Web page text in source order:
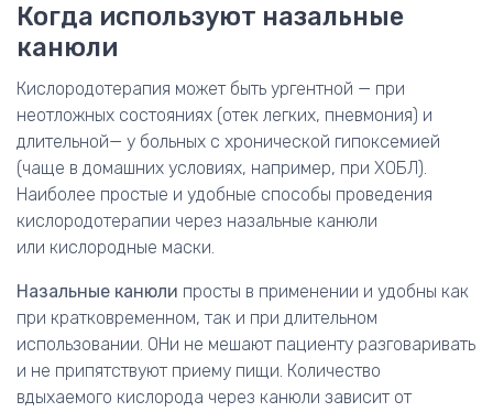
Когда используют назальные
канюли
Кислородотерапия может быть ургентной — при
неотложных состояниях (отек легких, пневмония) и
длительной— у больных с хронической гипоксемией
(чаще в домашних условиях, например, при ХОБЛ).
Наиболее простые и удобные способы проведения
кислородотерапии через назальные канюли
или кислородные маски.
Назальные канюли просты в применении и удобны как
при кратковременном, так и при длительном
использовании. ОНи не мешают пациенту разговаривать
и не припятствуют приему пищи. Количество
вдыхаемого кислорода через канюли зависит от